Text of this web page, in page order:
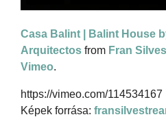
Casa Balint | Balint House
Arquitectos from Fran
Vimeo.
https://vimeo.com/114534167
Képek forrása: